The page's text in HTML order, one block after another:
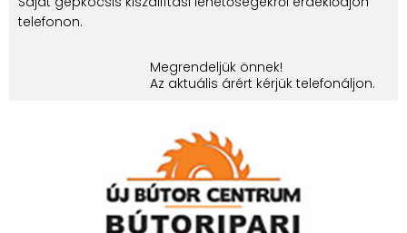
telefonon.
Megrendeljük önnek!
Az aktuális árért kérjük telefonáljon.